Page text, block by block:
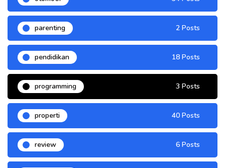
parenting 2 Posts
pendidikan 18 Posts
programming 3 Posts
properti 40 Posts
review 6 Posts